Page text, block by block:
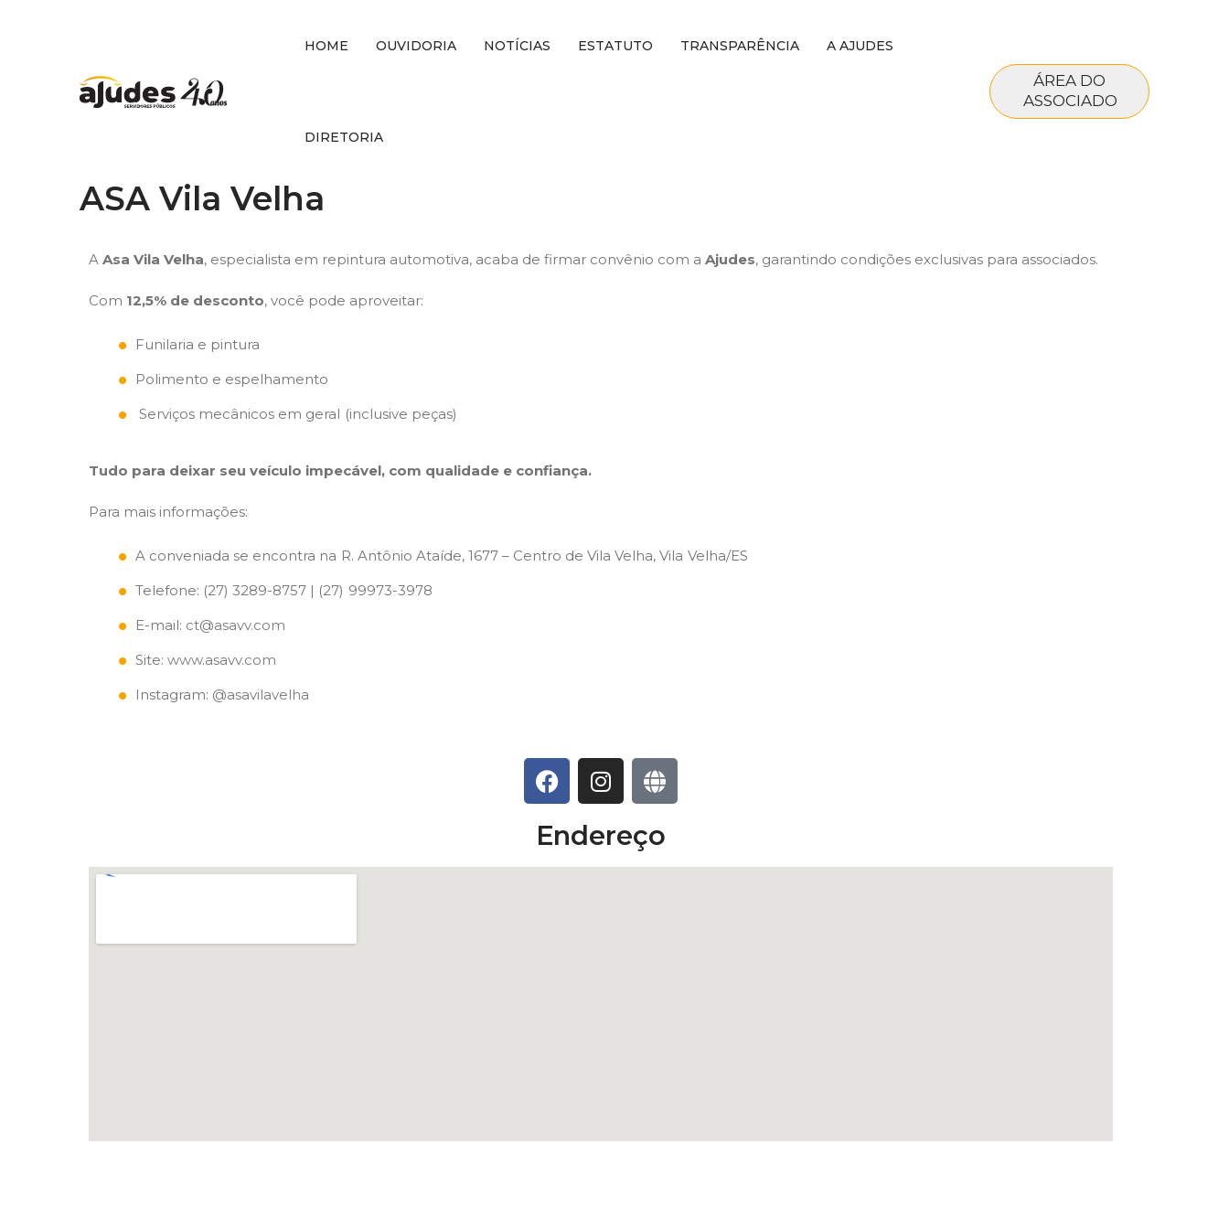
HOME OUVIDORIA NOTÍCIAS ESTATUTO TRANSPARÊNCIA A AJUDES
DIRETORIA
ÁREA DO
ASSOCIADO
ASA Vila Velha
A Asa Vila Velha, especialista em repintura automotiva, acaba de firmar convênio com a Ajudes, garantindo condições exclusivas para associados.
Com 12,5% de desconto, você pode aproveitar:
Funilaria e pintura
Polimento e espelhamento
Serviços mecânicos em geral (inclusive peças)
Tudo para deixar seu veículo impecável, com qualidade e confiança.
Para mais informações:
A conveniada se encontra na R. Antônio Ataíde, 1677 – Centro de Vila Velha, Vila Velha/ES
Telefone: (27) 3289-8757 | (27) 99973-3978
E-mail: ct@asavv.com
Site:www.asavv.com
Instagram: @asavilavelha
Endereço